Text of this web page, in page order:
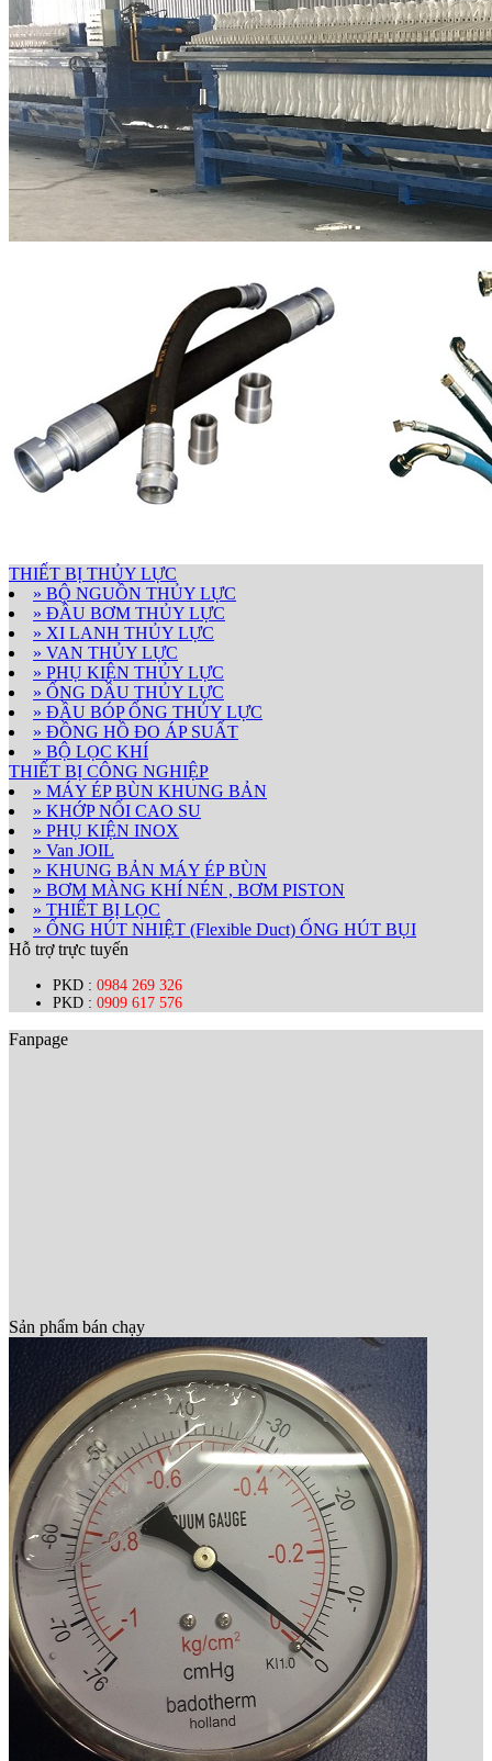
THIẾT BỊ THỦY LỰC
» BỘ NGUỒN THỦY LỰC
» ĐẦU BƠM THỦY LỰC
» XI LANH THỦY LỰC
» VAN THỦY LỰC
» PHỤ KIỆN THỦY LỰC
» ỐNG DẦU THỦY LỰC
» ĐẦU BÓP ỐNG THỦY LỰC
» ĐỒNG HỒ ĐO ÁP SUẤT
» BỘ LỌC KHÍ
THIẾT BỊ CÔNG NGHIỆP
» MÁY ÉP BÙN KHUNG BẢN
» KHỚP NỐI CAO SU
» PHỤ KIỆN INOX
» Van JOIL
» KHUNG BẢN MÁY ÉP BÙN
» BƠM MÀNG KHÍ NÉN , BƠM PISTON
» THIẾT BỊ LỌC
» ỐNG HÚT NHIỆT (Flexible Duct) ỐNG HÚT BỤI
Hỗ trợ trực tuyến
PKD : 0984 269 326
PKD : 0909 617 576
Fanpage
Sản phẩm bán chạy